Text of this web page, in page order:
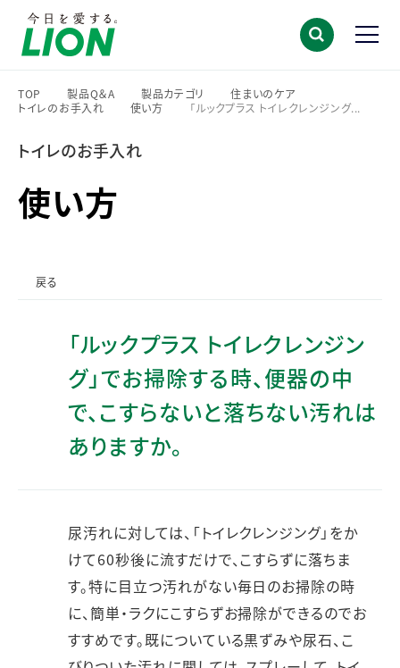
TOP
>
製品Q＆A
>
製品カテゴリ
>
住まいのケア
>
トイレのお手入れ
使い方
「ルックプラス トイレクレンジング...
トイレのお手入れ
使い方
戻る
「ルックプラス トイレクレンジン
グ」でお掃除する時、便器の中
で、こすらないと落ちない汚れは
ありますか。
尿汚れに対しては、「トイレクレンジング」をか
けて60秒後に流すだけで、こすらずに落ちま
す。特に目立つ汚れがない毎日のお掃除の時
に、簡単・ラクにこすらずお掃除ができるのでお
すすめです。既についている黒ずみや尿石、こ